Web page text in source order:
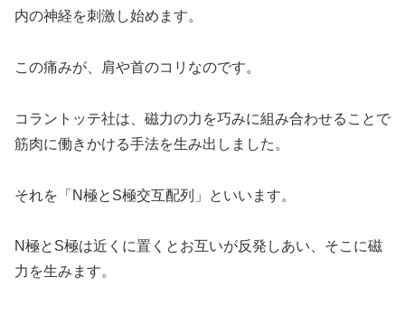
内の神経を刺激し始めます。
この痛みが、肩や首のコリなのです。
コラントッテ社は、磁力の力を巧みに組み合わせることで
筋肉に働きかける手法を生み出しました。
それを「N極とS極交互配列」といいます。
N極とS極は近くに置くとお互いが反発しあい、そこに磁
力を生みます。